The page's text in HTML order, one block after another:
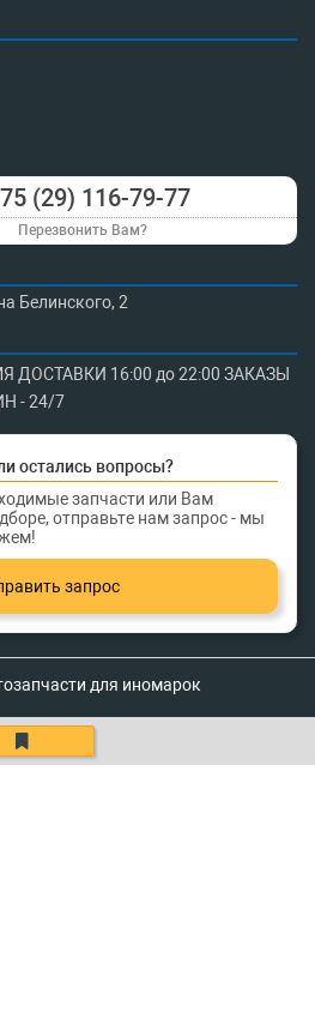
(29) 116-79-77
Перезвонить Вам?
Белинского, 2
ДОСТАВКИ 16:00 до 22:00 ЗАКАЗЫ
- 24/7
остались вопросы?
запчасти или Вам
отправьте нам запрос - мы
запрос
для иномарок